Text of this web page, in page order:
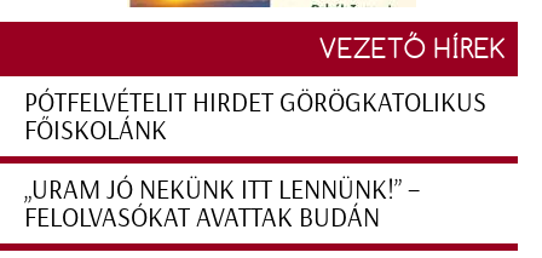
VEZETŐ HÍREK
PÓTFELVÉTELIT HIRDET GÖRÖGKATOLIKUS
FŐISKOLÁNK
„URAM JÓ NEKÜNK ITT LENNÜNK!” –
FELOLVASÓKAT AVATTAK BUDÁN